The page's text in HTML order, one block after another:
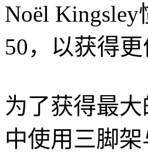
Noël
50，以获得
为了获得最
中使用三脚